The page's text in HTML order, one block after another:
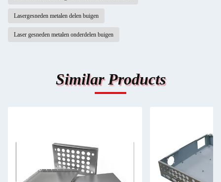
Lasergesneden metalen delen buigen
Laser gesneden metalen onderdelen buigen
Similar Products